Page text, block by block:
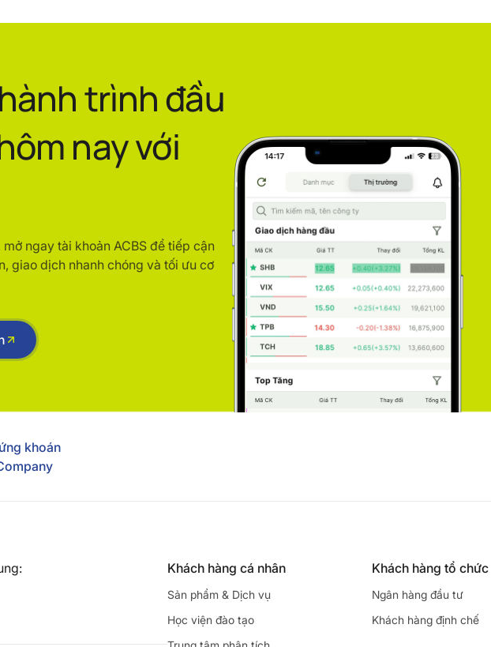
trình đầu
nay với
ngay tài khoản ACBS để tiếp cận
giao dịch nhanh chóng và tối ưu cơ
khoán
Khách hàng cá nhân
Sản phẩm & Dịch vụ
Học viện đào tạo
Khách hàng tổ chức
Ngân hàng đầu tư
Khách hàng định chế